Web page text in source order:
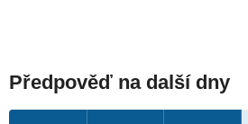
Předpověď na další dny